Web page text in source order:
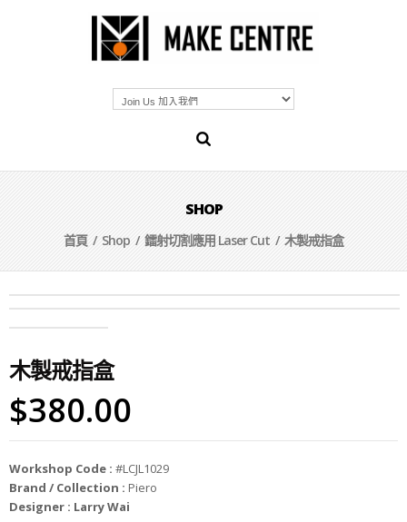
SHOP
首頁/ Shop / 鐳射切割應用 Laser Cut / 木製戒指盒
木製戒指盒
$380.00
Workshop Code : #LCJL1029
Brand / Collection : Piero
Designer : Larry Wai